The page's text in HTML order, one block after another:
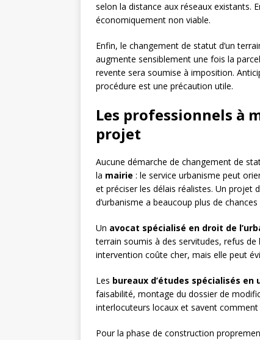
selon la distance aux réseaux existants.
économiquement non viable.
Enfin, le changement de statut d’un
augmente sensiblement une fois la
revente sera soumise à imposition.
procédure est une précaution utile.
Les professionnels à
projet
Aucune démarche de changement de
la mairie : le service urbanisme peut
et préciser les délais réalistes. Un projet
d’urbanisme a beaucoup plus de chances
Un avocat spécialisé en droit de
terrain soumis à des servitudes, refus
intervention coûte cher, mais elle peut
Les bureaux d’études spécialisés en
faisabilité, montage du dossier de
interlocuteurs locaux et savent
Pour la phase de construction